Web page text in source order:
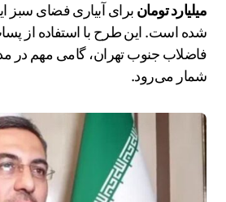
میلیارد تومان برای آبیاری فضای سبز
شده است. این طرح با استفاده از
فاضلاب جنوب تهران، گامی مهم در
شمار می‌رود.